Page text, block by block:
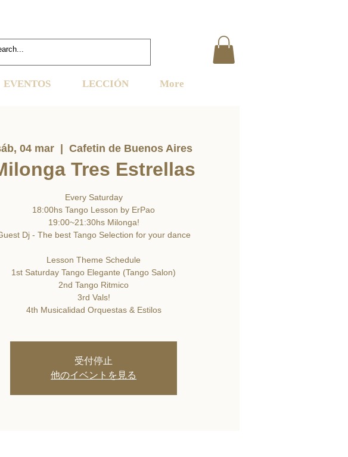
EVENTOS LECCIÓN More
04 mar
  |
Cafetin de Buenos Aires
Tres Estrellas
Every Saturday
18:00hs Tango Lesson by ErPao
19:00~21:30hs Milonga!
Dj - The best Tango Selection for your dance
Lesson Theme Schedule
1st Saturday Tango Elegante (Tango Salon)
2nd Tango Ritmico
3rd Vals!
4th Musicalidad Orquestas & Estilos
受付停止
他のイベントを見る